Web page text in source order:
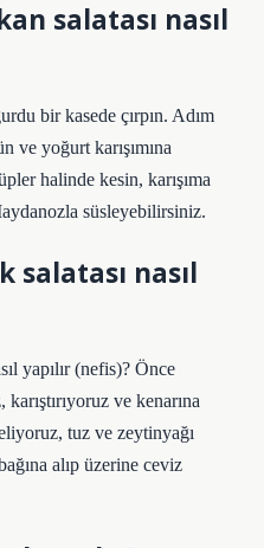
salatası nasıl
bir kasede çırpın. Adım
ve yoğurt karışımına
halinde kesin, karışıma
süsleyebilirsiniz.
salatası nasıl
yapılır (nefis)? Önce
ve kenarına
tuz ve zeytinyağı
alıp üzerine ceviz